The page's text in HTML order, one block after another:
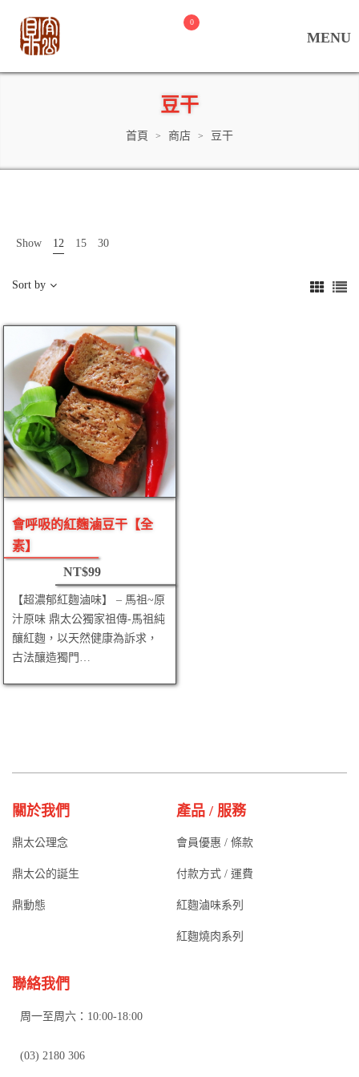
0
豆干
首頁 > 商店 > 豆干
Show 12 15 30
Sort by
會呼吸的紅麴滷豆干【全
素】
NT$99
【超濃郁紅麴滷味】 – 馬祖~原
汁原味 鼎太公獨家祖傳-馬祖純
釀紅麴，以天然健康為訴求，
古法釀造獨門…
關於我們
鼎太公理念
鼎太公的誕生
鼎動態
產品 / 服務
會員優惠 / 條款
付款方式 / 運費
紅麴滷味系列
紅麴燒肉系列
聯絡我們
周一至周六：10:00-18:00
(03) 2180 306